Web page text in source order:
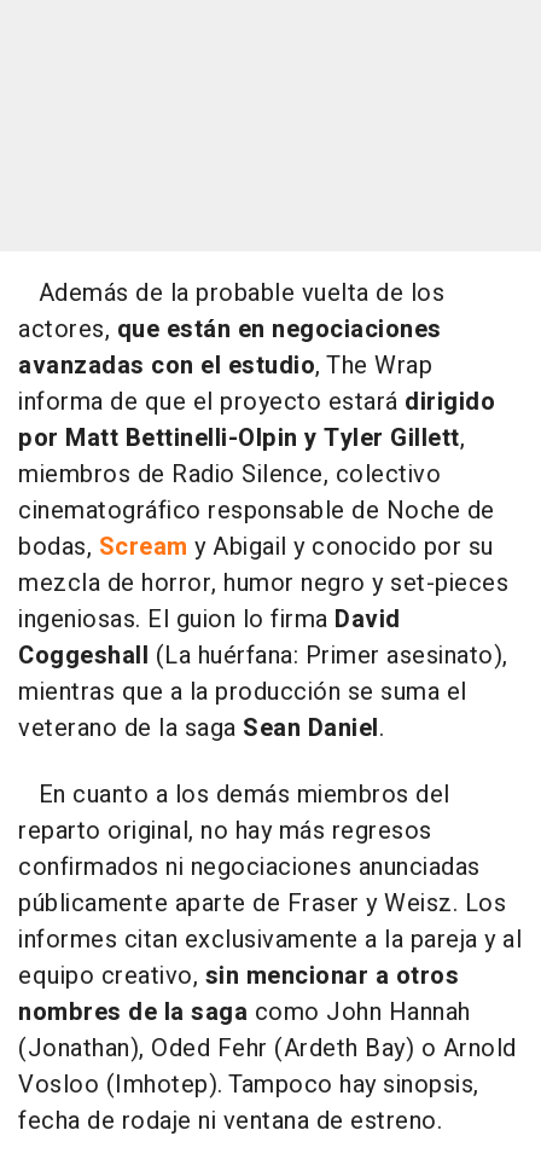
Además de la probable vuelta de los
actores, que están en negociaciones
avanzadas con el estudio, The Wrap
informa de que el proyecto estará dirigido
por Matt Bettinelli-Olpin y Tyler Gillett,
miembros de Radio Silence, colectivo
cinematográfico responsable de Noche de
bodas, Scream y Abigail y conocido por su
mezcla de horror, humor negro y set-pieces
ingeniosas. El guion lo firma David
Coggeshall (La huérfana: Primer asesinato),
mientras que a la producción se suma el
veterano de la saga Sean Daniel.
En cuanto a los demás miembros del
reparto original, no hay más regresos
confirmados ni negociaciones anunciadas
públicamente aparte de Fraser y Weisz. Los
informes citan exclusivamente a la pareja y al
equipo creativo, sin mencionar a otros
nombres de la saga como John Hannah
(Jonathan), Oded Fehr (Ardeth Bay) o Arnold
Vosloo (Imhotep). Tampoco hay sinopsis,
fecha de rodaje ni ventana de estreno.